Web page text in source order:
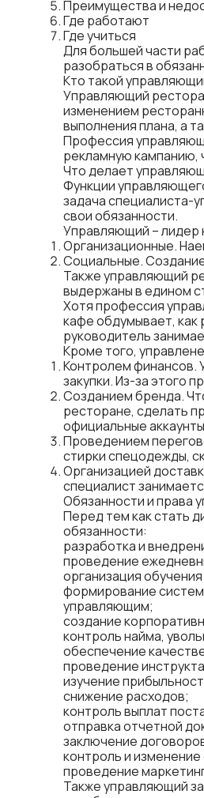
Преимущества и
Где работают
Где учиться
Для большей части
разобраться в
Кто такой
Управляющий
изменением
выполнения плана, а
Профессия
рекламную кампанию,
Что делает
Функции
задача специалиста-
свои обязанности.
Управляющий – лидер
Организационные.
Социальные.
Также управляющий
выдержаны в едином
Хотя профессия
кафе обдумывает, как
руководитель
Кроме того,
Контролем финансов.
закупки. Из-за этого
Созданием бренда.
ресторане, сделать
официальные
Проведением
стирки спецодежды,
Организацией
специалист
Обязанности и права
Перед тем как стать
обязанности:
разработка и
проведение
организация
формирование
управляющим;
создание
контроль найма,
обеспечение
проведение
изучение
снижение расходов;
контроль выплат
отправка отчетной
заключение
контроль и
проведение
Также управляющий